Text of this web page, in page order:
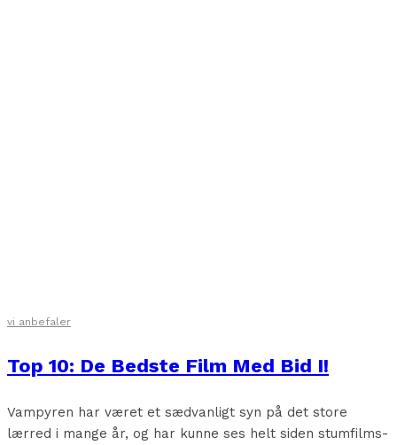
vi anbefaler
Top 10: De Bedste Film Med Bid I!
Vampyren har været et sædvanligt syn på det store
lærred i mange år, og har kunne ses helt siden stumfilms-